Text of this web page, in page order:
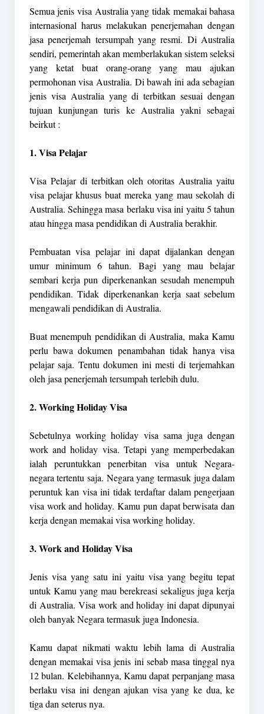
Semua jenis visa Australia yang tidak memakai bahasa
internasional harus melakukan penerjemahan dengan
jasa penerjemah tersumpah yang resmi. Di Australia
sendiri, pemerintah akan memberlakukan sistem seleksi
yang ketat buat orang-orang yang mau ajukan
permohonan visa Australia. Di bawah ini ada sebagian
jenis visa Australia yang di terbitkan sesuai dengan
tujuan kunjungan turis ke Australia yakni sebagai
beirkut :
1. Visa Pelajar
Visa Pelajar di terbitkan oleh otoritas Australia yaitu
visa pelajar khusus buat mereka yang mau sekolah di
Australia. Sehingga masa berlaku visa ini yaitu 5 tahun
atau hingga masa pendidikan di Australia berakhir.
Pembuatan visa pelajar ini dapat dijalankan dengan
umur minimum 6 tahun. Bagi yang mau belajar
sembari kerja pun diperkenankan sesudah menempuh
pendidikan. Tidak diperkenankan kerja saat sebelum
mengawali pendidikan di Australia.
Buat menempuh pendidikan di Australia, maka Kamu
perlu bawa dokumen penambahan tidak hanya visa
pelajar saja. Tentu dokumen ini mesti di terjemahkan
oleh jasa penerjemah tersumpah terlebih dulu.
2. Working Holiday Visa
Sebetulnya working holiday visa sama juga dengan
work and holiday visa. Tetapi yang memperbedakan
ialah peruntukkan penerbitan visa untuk Negara-
negara tertentu saja. Negara yang termasuk juga dalam
peruntuk kan visa ini tidak terdaftar dalam pengerjaan
visa work and holiday. Kamu pun dapat berwisata dan
kerja dengan memakai visa working holiday.
3. Work and Holiday Visa
Jenis visa yang satu ini yaitu visa yang begitu tepat
untuk Kamu yang mau berekreasi sekaligus juga kerja
di Australia. Visa work and holiday ini dapat dipunyai
oleh banyak Negara termasuk juga Indonesia.
Kamu dapat nikmati waktu lebih lama di Australia
dengan memakai visa jenis ini sebab masa tinggal nya
12 bulan. Kelebihannya, Kamu dapat perpanjang masa
berlaku visa ini dengan ajukan visa yang ke dua, ke
tiga dan seterus nya.